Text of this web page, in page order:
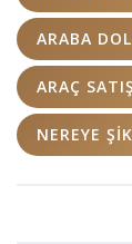
ARABA
ARAÇ
NEREYE